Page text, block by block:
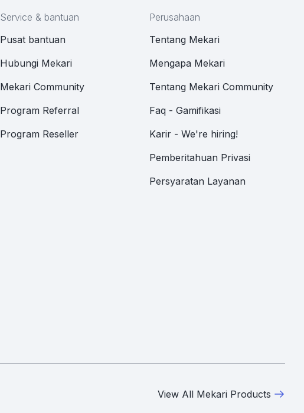
Service & bantuan
Pusat bantuan
Hubungi Mekari
Mekari Community
Program Referral
Program Reseller
Perusahaan
Tentang Mekari
Mengapa Mekari
Tentang Mekari Community
Faq - Gamifikasi
Karir - We're hiring!
Pemberitahuan Privasi
Persyaratan Layanan
View All Mekari Products